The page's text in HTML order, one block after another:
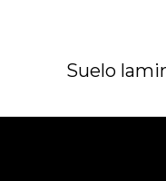
Suelo